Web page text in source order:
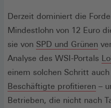
Derzeit dominiert die
Mindestlohn von 12 Euro
sie von SPD und Grünen
Analyse des WSI-Portals
einem solchen Schritt auch
Beschäftigte profitieren
in
–
Betrieben, die nicht nach